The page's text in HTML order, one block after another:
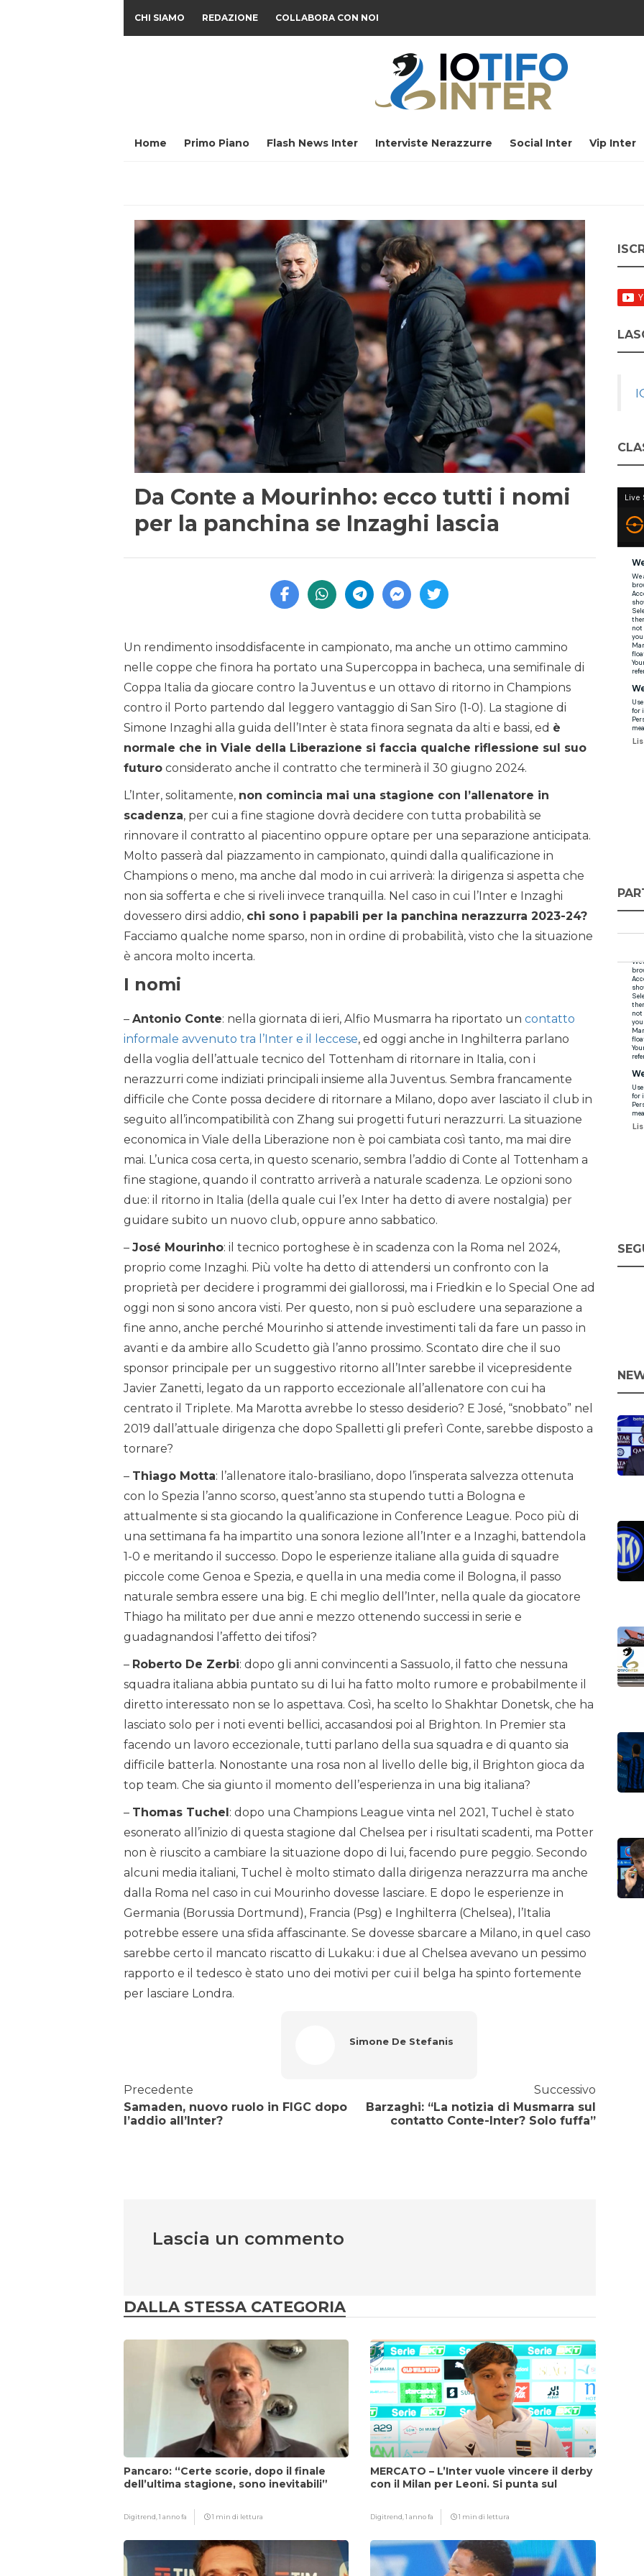
CHI SIAMO REDAZIONE COLLABORA CON NOI
Home Primo Piano Flash News Inter Interviste Nerazzurre Social Inter Vip Inter
Da Conte a Mourinho: ecco tutti i nomi
per la panchina se Inzaghi lascia
Un rendimento insoddisfacente in campionato, ma anche un ottimo cammino
nelle coppe che finora ha portato una Supercoppa in bacheca, una semifinale di
Coppa Italia da giocare contro la Juventus e un ottavo di ritorno in Champions
contro il Porto partendo dal leggero vantaggio di San Siro (1-0). La stagione di
Simone Inzaghi alla guida dell’Inter è stata finora segnata da alti e bassi, ed è
normale che in Viale della Liberazione si faccia qualche riflessione sul suo
futuro considerato anche il contratto che terminerà il 30 giugno 2024.
L’Inter, solitamente, non comincia mai una stagione con l’allenatore in
scadenza, per cui a fine stagione dovrà decidere con tutta probabilità se
rinnovare il contratto al piacentino oppure optare per una separazione anticipata.
Molto passerà dal piazzamento in campionato, quindi dalla qualificazione in
Champions o meno, ma anche dal modo in cui arriverà: la dirigenza si aspetta che
non sia sofferta e che si riveli invece tranquilla. Nel caso in cui l’Inter e Inzaghi
dovessero dirsi addio, chi sono i papabili per la panchina nerazzurra 2023-24?
Facciamo qualche nome sparso, non in ordine di probabilità, visto che la situazione
è ancora molto incerta.
I nomi
– Antonio Conte: nella giornata di ieri, Alfio Musmarra ha riportato un contatto
informale avvenuto tra l’Inter e il leccese, ed oggi anche in Inghilterra parlano
della voglia dell’attuale tecnico del Tottenham di ritornare in Italia, con i
nerazzurri come indiziati principali insieme alla Juventus. Sembra francamente
difficile che Conte possa decidere di ritornare a Milano, dopo aver lasciato il club in
seguito all’incompatibilità con Zhang sui progetti futuri nerazzurri. La situazione
economica in Viale della Liberazione non è poi cambiata così tanto, ma mai dire
mai. L’unica cosa certa, in questo scenario, sembra l’addio di Conte al Tottenham a
fine stagione, quando il contratto arriverà a naturale scadenza. Le opzioni sono
due: il ritorno in Italia (della quale cui l’ex Inter ha detto di avere nostalgia) per
guidare subito un nuovo club, oppure anno sabbatico.
– José Mourinho: il tecnico portoghese è in scadenza con la Roma nel 2024,
proprio come Inzaghi. Più volte ha detto di attendersi un confronto con la
proprietà per decidere i programmi dei giallorossi, ma i Friedkin e lo Special One ad
oggi non si sono ancora visti. Per questo, non si può escludere una separazione a
fine anno, anche perché Mourinho si attende investimenti tali da fare un passo in
avanti e da ambire allo Scudetto già l’anno prossimo. Scontato dire che il suo
sponsor principale per un suggestivo ritorno all’Inter sarebbe il vicepresidente
Javier Zanetti, legato da un rapporto eccezionale all’allenatore con cui ha
centrato il Triplete. Ma Marotta avrebbe lo stesso desiderio? E José, “snobbato” nel
2019 dall’attuale dirigenza che dopo Spalletti gli preferì Conte, sarebbe disposto a
tornare?
– Thiago Motta: l’allenatore italo-brasiliano, dopo l’insperata salvezza ottenuta
con lo Spezia l’anno scorso, quest’anno sta stupendo tutti a Bologna e
attualmente si sta giocando la qualificazione in Conference League. Poco più di
una settimana fa ha impartito una sonora lezione all’Inter e a Inzaghi, battendola
1-0 e meritando il successo. Dopo le esperienze italiane alla guida di squadre
piccole come Genoa e Spezia, e quella in una media come il Bologna, il passo
naturale sembra essere una big. E chi meglio dell’Inter, nella quale da giocatore
Thiago ha militato per due anni e mezzo ottenendo successi in serie e
guadagnandosi l’affetto dei tifosi?
– Roberto De Zerbi: dopo gli anni convincenti a Sassuolo, il fatto che nessuna
squadra italiana abbia puntato su di lui ha fatto molto rumore e probabilmente il
diretto interessato non se lo aspettava. Così, ha scelto lo Shakhtar Donetsk, che ha
lasciato solo per i noti eventi bellici, accasandosi poi al Brighton. In Premier sta
facendo un lavoro eccezionale, tutti parlano della sua squadra e di quanto sia
difficile batterla. Nonostante una rosa non al livello delle big, il Brighton gioca da
top team. Che sia giunto il momento dell’esperienza in una big italiana?
– Thomas Tuchel : dopo una Champions League vinta nel 2021, Tuchel è stato
esonerato all’inizio di questa stagione dal Chelsea per i risultati scadenti, ma Potter
non è riuscito a cambiare la situazione dopo di lui, facendo pure peggio. Secondo
alcuni media italiani, Tuchel è molto stimato dalla dirigenza nerazzurra ma anche
dalla Roma nel caso in cui Mourinho dovesse lasciare. E dopo le esperienze in
Germania (Borussia Dortmund), Francia (Psg) e Inghilterra (Chelsea), l’Italia
potrebbe essere una sfida affascinante. Se dovesse sbarcare a Milano, in quel caso
sarebbe certo il mancato riscatto di Lukaku: i due al Chelsea avevano un pessimo
rapporto e il tedesco è stato uno dei motivi per cui il belga ha spinto fortemente
per lasciare Londra.
Simone De Stefanis
Precedente
Samaden, nuovo ruolo in FIGC dopo
l’addio all’Inter?
Successivo
Barzaghi: “La notizia di Musmarra sul
contatto Conte-Inter? Solo fuffa”
Lascia un commento
DALLA STESSA CATEGORIA
Pancaro: “Certe scorie, dopo il finale
dell’ultima stagione, sono inevitabili”
Digitrend,1 anno fa 1 min di lettura
MERCATO – L’Inter vuole vincere il derby
con il Milan per Leoni. Si punta sul
Digitrend,1 anno fa 1 min di lettura